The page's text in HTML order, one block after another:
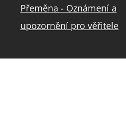
Přeměna - Oznámení a
upozornění pro věřitele